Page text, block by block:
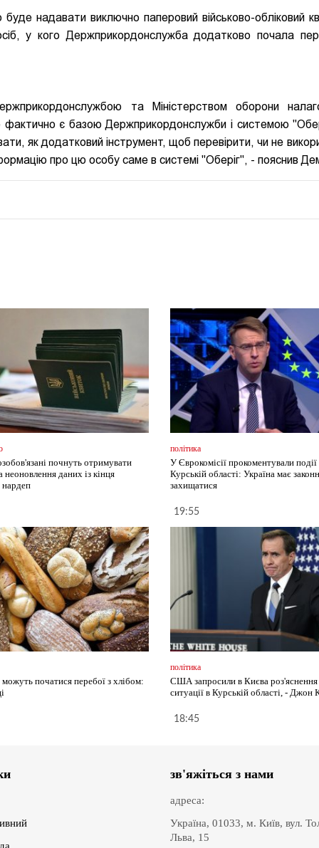
надавати виключно паперовий військово-обліковий
у кого Держприкордонслужба додатково почала
та Міністерством оборони
є базою Держприкордонслужби і системою
як додатковий інструмент, щоб перевірити, чи не
про цю особу саме в системі "Оберіг", - пояснив
почнуть отримувати
неоновлення даних із кінця
нардеп
політика
У Єврокомісії прокоментували події
Курській області: Україна має
захищатися
19:55
можуть початися перебої з хлібом:
політика
США запросили в Києва
ситуації в Курській області, - Джон
18:45
зв'яжіться з нами
адреса:
Україна, 01033, м. Київ, вул.
Льва, 15